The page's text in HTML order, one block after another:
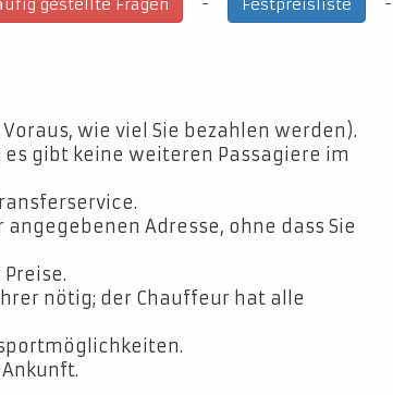
gestellte Fragen Festpreisliste
wie viel Sie bezahlen werden).
gibt keine weiteren Passagiere im
Adresse, ohne dass Sie
nötig; der Chauffeur hat alle